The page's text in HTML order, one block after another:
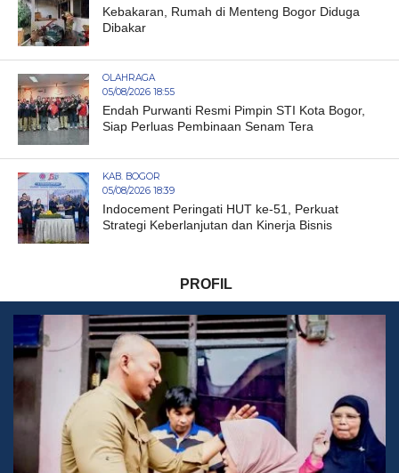
Kebakaran, Rumah di Menteng Bogor Diduga
Dibakar
OLAHRAGA
05/08/2026 18:55
Endah Purwanti Resmi Pimpin STI Kota Bogor,
Siap Perluas Pembinaan Senam Tera
KAB. BOGOR
05/08/2026 18:39
Indocement Peringati HUT ke-51, Perkuat
Strategi Keberlanjutan dan Kinerja Bisnis
PROFIL